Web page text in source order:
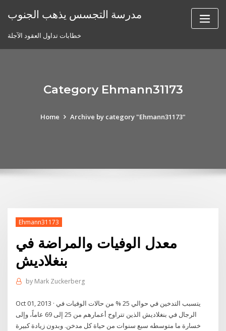
مدرسة التجسس يذهب الجنوب
خطابات تداول العقود الآجلة
Category Ehmann31173
Home Archive by category "Ehmann31173"
Ehmann31173
معدل الوفيات والمراضة في
بنغلاديش
by Mark Zuckerberg
Oct 01, 2013 · يتسبب التدخين في حوالي 25 % من حالات الوفيات في
الرجال في بنغلاديش الذين تتراوح أعمارهم من 25 إلى 69 عاماً، وإلى
خسارة ما متوسطه سبع سنوات من حياة كل مدخن. وبدون زيادة كبيرة